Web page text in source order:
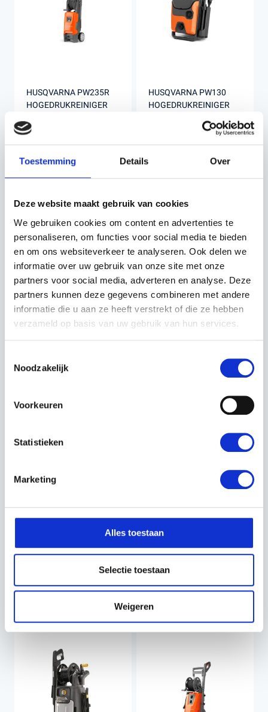
Toestemming Details Over
Deze website maakt gebruik van cookies
We gebruiken cookies om content en advertenties te
personaliseren, om functies voor social media te bieden
en om ons websiteverkeer te analyseren. Ook delen we
informatie over uw gebruik van onze site met onze
partners voor social media, adverteren en analyse. Deze
partners kunnen deze gegevens combineren met andere
informatie die u aan ze heeft verstrekt of die ze hebben
verzameld op basis van uw gebruik van hun services.
Noodzakelijk
Voorkeuren
Statistieken
Marketing
Alles toestaan
Selectie toestaan
Weigeren
HUSQVARNA PW235R
HOGEDRUKREINIGER
€279,00
Incl. BTW
HUSQVARNA PW130
HOGEDRUKREINIGER
Incl. BTW
HUSQVARNA
ROTERENDE
€79,99
HUSQVARNA PW345C
HOGEDRUKREINIGER
OPPERVLAKTEREINIGER
200/11
HOGEDRUKREINIGER
€1.777,49
Incl. BTW